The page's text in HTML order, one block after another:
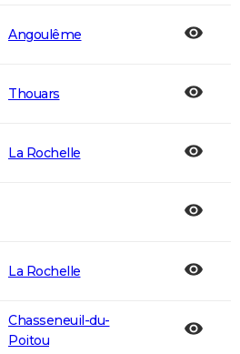
Angoulême
Thouars
La Rochelle
La Rochelle
Chasseneuil-du-
Poitou